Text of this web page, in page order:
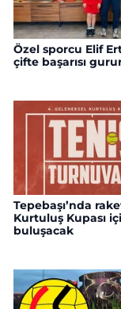
Özel sporcu Elif
çifte başarısı
Tepebaşı’nda
Kurtuluş Kupası
buluşacak